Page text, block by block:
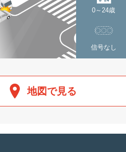
0～24歳
信号なし
地図で見る